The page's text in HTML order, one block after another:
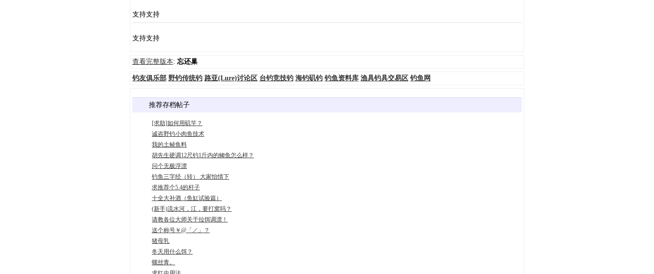
支持支持
支持支持
查看完整版本: 忘还巢
钓友俱乐部 野钓传统钓 路亚(Lure)讨论区 台钓竞技钓 海钓矶钓 钓鱼资料库 渔具钓具交易区 钓鱼网
推荐存档帖子
[求助]如何用矶竿？
诚咨野钓小肉鱼技术
我的土鲮鱼料
胡先生硬调12尺钓1斤内的鲫鱼怎么样？
问个无极浮漂
钓鱼三字经（转） 大家怡情下
求推荐个5.4的杆子
十全大补酒（鱼缸试验篇）
(新手)流水河，江，要打窝吗？
请教各位大师关于拉饵调漂！
送个称号￥@「／」？
猪母乳
冬天用什么饵？
螺丝青。